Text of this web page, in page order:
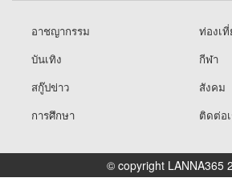
อาชญากรรม
ท่องเ
บันเทิง
กีฬา
สกู๊ปข่าว
สังคม
การศึกษา
ติดต่อ
© copyright LANNA365